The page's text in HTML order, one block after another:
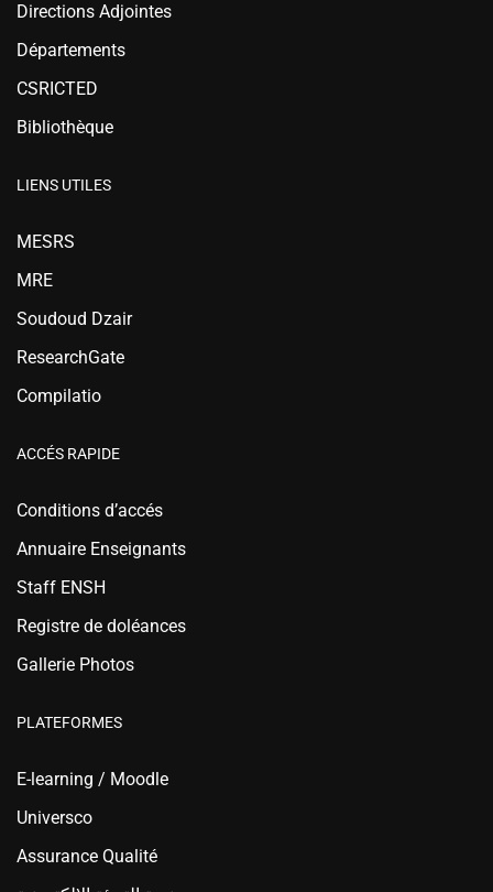
Directions Adjointes
Départements
CSRICTED
Bibliothèque
LIENS UTILES
MESRS
MRE
Soudoud Dzair
ResearchGate
Compilatio
ACCÉS RAPIDE
Conditions d’accés
Annuaire Enseignants
Staff ENSH
Registre de doléances
Gallerie Photos
PLATEFORMES
E-learning / Moodle
Universco
Assurance Qualité